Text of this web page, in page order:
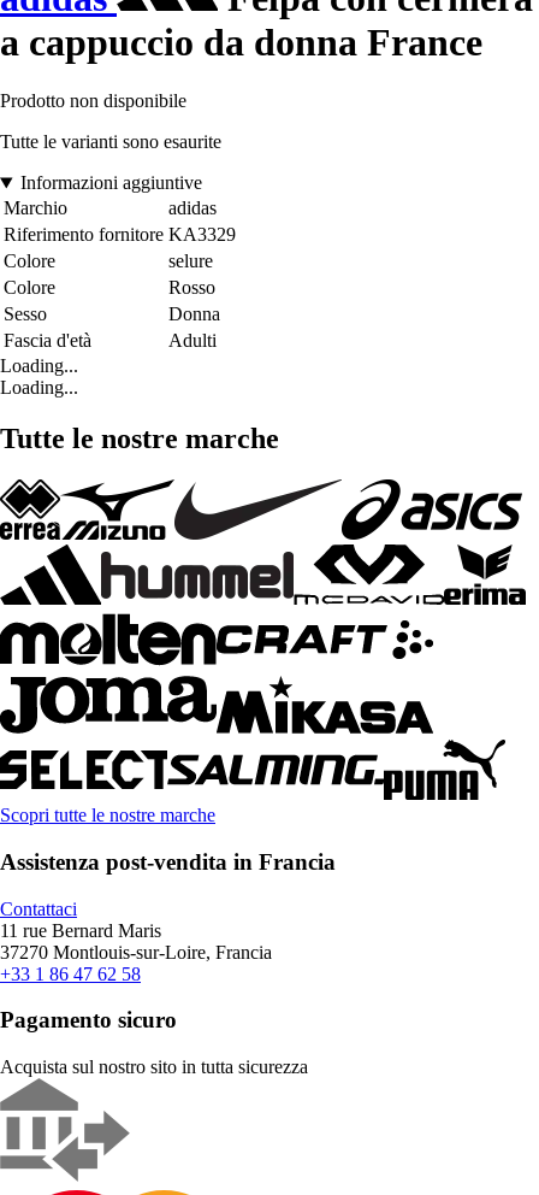
a cappuccio da donna France
Prodotto non disponibile
Tutte le varianti sono esaurite
Informazioni aggiuntive
Marchio
adidas
Riferimento fornitore KA3329
Colore
selure
Colore
Rosso
Sesso
Donna
Fascia d'età
Adulti
Loading...
Loading...
Tutte le nostre marche
Scopri tutte le nostre marche
Assistenza post-vendita in Francia
Contattaci
11 rue Bernard Maris
37270 Montlouis-sur-Loire, Francia
+33 1 86 47 62 58
Pagamento sicuro
Acquista sul nostro sito in tutta sicurezza